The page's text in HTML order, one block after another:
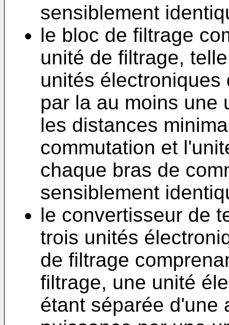
sensiblement
le bloc de filtrage
unité de filtrage,
unités
par la au moins une
les distances
commutation et
chaque bras de
sensiblement
le convertisseur de
trois unités
de filtrage
filtrage, une unité
étant séparée d'une